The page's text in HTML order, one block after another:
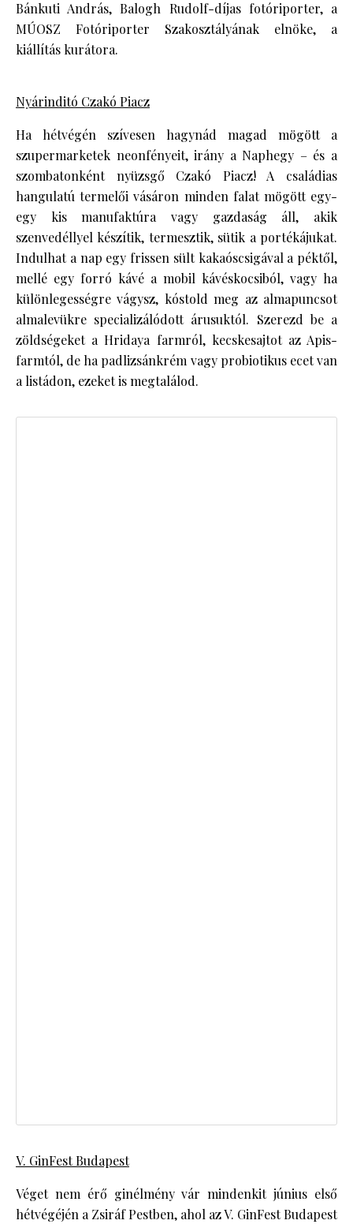
Bánkuti András, Balogh Rudolf-díjas fotóriporter, a
MÚOSZ Fotóriporter Szakosztályának elnöke, a
kiállítás kurátora.
Nyárinditó Czakó Piacz
Ha hétvégén szívesen hagynád magad mögött a
szupermarketek neonfényeit, irány a Naphegy – és a
szombatonként nyüzsgő Czakó Piacz! A családias
hangulatú termelői vásáron minden falat mögött egy-
egy kis manufaktúra vagy gazdaság áll, akik
szenvedéllyel készítik, termesztik, sütik a portékájukat.
Indulhat a nap egy frissen sült kakaóscsigával a péktől,
mellé egy forró kávé a mobil kávéskocsiból, vagy ha
különlegességre vágysz, kóstold meg az almapuncsot
almalevükre specializálódott árusuktól. Szerezd be a
zöldségeket a Hridaya farmról, kecskesajtot az Apis-
farmtól, de ha padlizsánkrém vagy probiotikus ecet van
a listádon, ezeket is megtalálod.
V. GinFest Budapest
Véget nem érő ginélmény vár mindenkit június első
hétvégéjén a Zsiráf Pestben, ahol az V. GinFest Budapest